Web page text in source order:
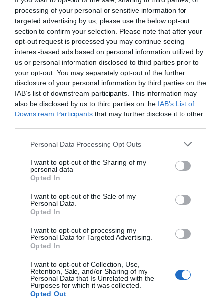
processing of your personal or sensitive information for
targeted advertising by us, please use the below opt-out
section to confirm your selection. Please note that after your
opt-out request is processed you may continue seeing
interest-based ads based on personal information utilized by
us or personal information disclosed to third parties prior to
your opt-out. You may separately opt-out of the further
disclosure of your personal information by third parties on the
IAB’s list of downstream participants. This information may
also be disclosed by us to third parties on the IAB’s List of
Downstream Participants that may further disclose it to other
Personal Data Processing Opt Outs
I want to opt-out of the Sharing of my
personal data.
Opted In
I want to opt-out of the Sale of my
Personal Data.
Opted In
I want to opt-out of processing my
Personal Data for Targeted Advertising.
Opted In
I want to opt-out of Collection, Use,
Retention, Sale, and/or Sharing of my
Personal Data that Is Unrelated with the
Purposes for which it was collected.
Opted Out
Tags: Mercedes-Benz Classe S
Ricardo Carvalho
NX7 é o novo SUV da Nissan para China e
pode chegar à Europa
VIRGILIO MACHADO